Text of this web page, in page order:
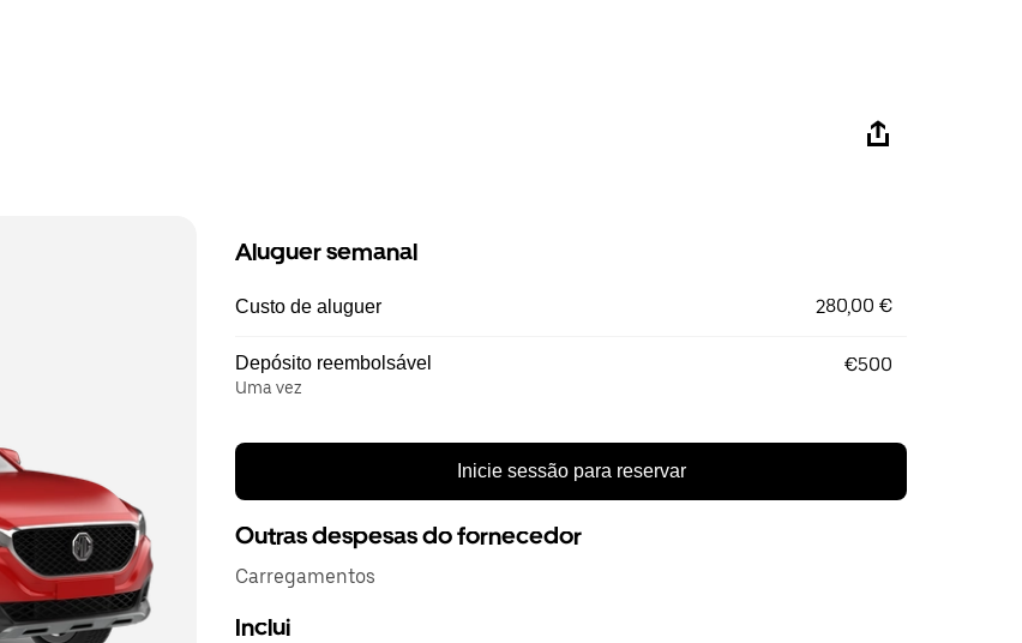
Aluguer semanal
Custo de aluguer 280,00 €
Depósito reembolsável
Uma vez
€500
Inicie sessão para reservar
Outras despesas do fornecedor
Carregamentos
Inclui